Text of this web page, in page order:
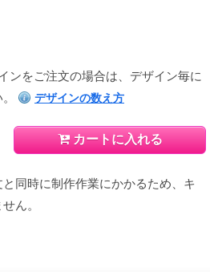
ンをご注文の場合は、デザイン毎に
デザインの数え方
カートに入れる
と同時に制作作業にかかるため、キ
ん。